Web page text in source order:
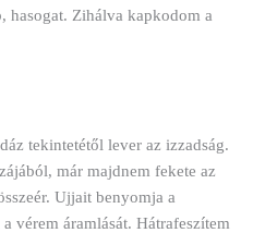
hasogat. Zihálva kapkodom a
tekintetétől lever az izzadság.
már majdnem fekete az
Ujjait benyomja a
vérem áramlását. Hátrafeszítem